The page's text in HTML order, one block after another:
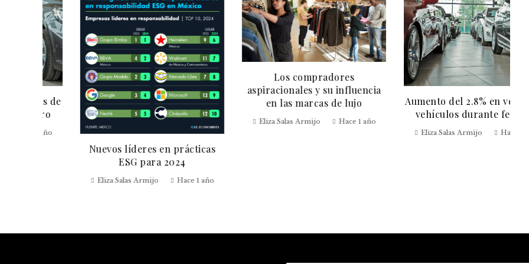
Nuevos líderes en prácticas
ESG para 2024
Eliza Salas Armijo Hace 1 año
Los compradores
aspiracionales y su influencia
en las marcas de lujo
Eliza Salas Armijo Hace 1 año
Aumento del 2.8% en ventas de
vehículos durante febrero
Eliza Salas Armijo Hace 1 año